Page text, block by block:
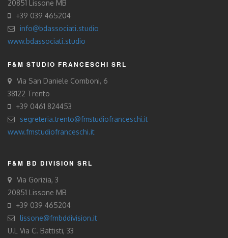
20851 Lissone MB
+39 039 465204
info@bdassociati.studio
www.bdassociati.studio
F&M STUDIO FRANCESCHI SRL
Via San Daniele Comboni, 6
38122 Trento
+39 0461 824453
segreteria.trento@fmstudiofranceschi.it
www.fmstudiofranceschi.it
F&M BD DIVISION SRL
Via Gorizia, 3
20851 Lissone MB
+39 039 465204
lissone@fmbddivision.it
U.L Via C. Battisti, 33